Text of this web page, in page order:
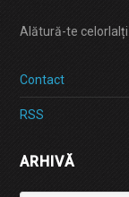
Alătură-te celorlalți
Contact
RSS
ARHIVĂ